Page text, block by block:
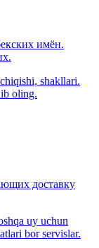
имён.
shakllari.
oling.
доставку
uy uchun
bor servislar.